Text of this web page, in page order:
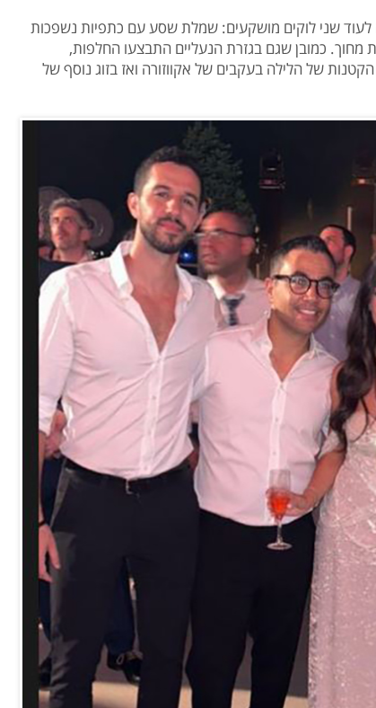
שני לוקים מושקעים: שמלת שסע עם כתפיות נשפכות
מחוך. כמובן שגם בגזרת הנעליים התבצעו החלפות,
של הלילה בעקבים של אקווזורה ואז בזוג נוסף של